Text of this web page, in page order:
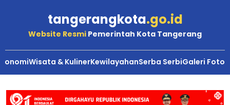
tangerangkota.go.id
Website Resmi Pemerintah Kota Tangerang
Wisata & KulinerKewilayahanSerba SerbiGaleri Foto